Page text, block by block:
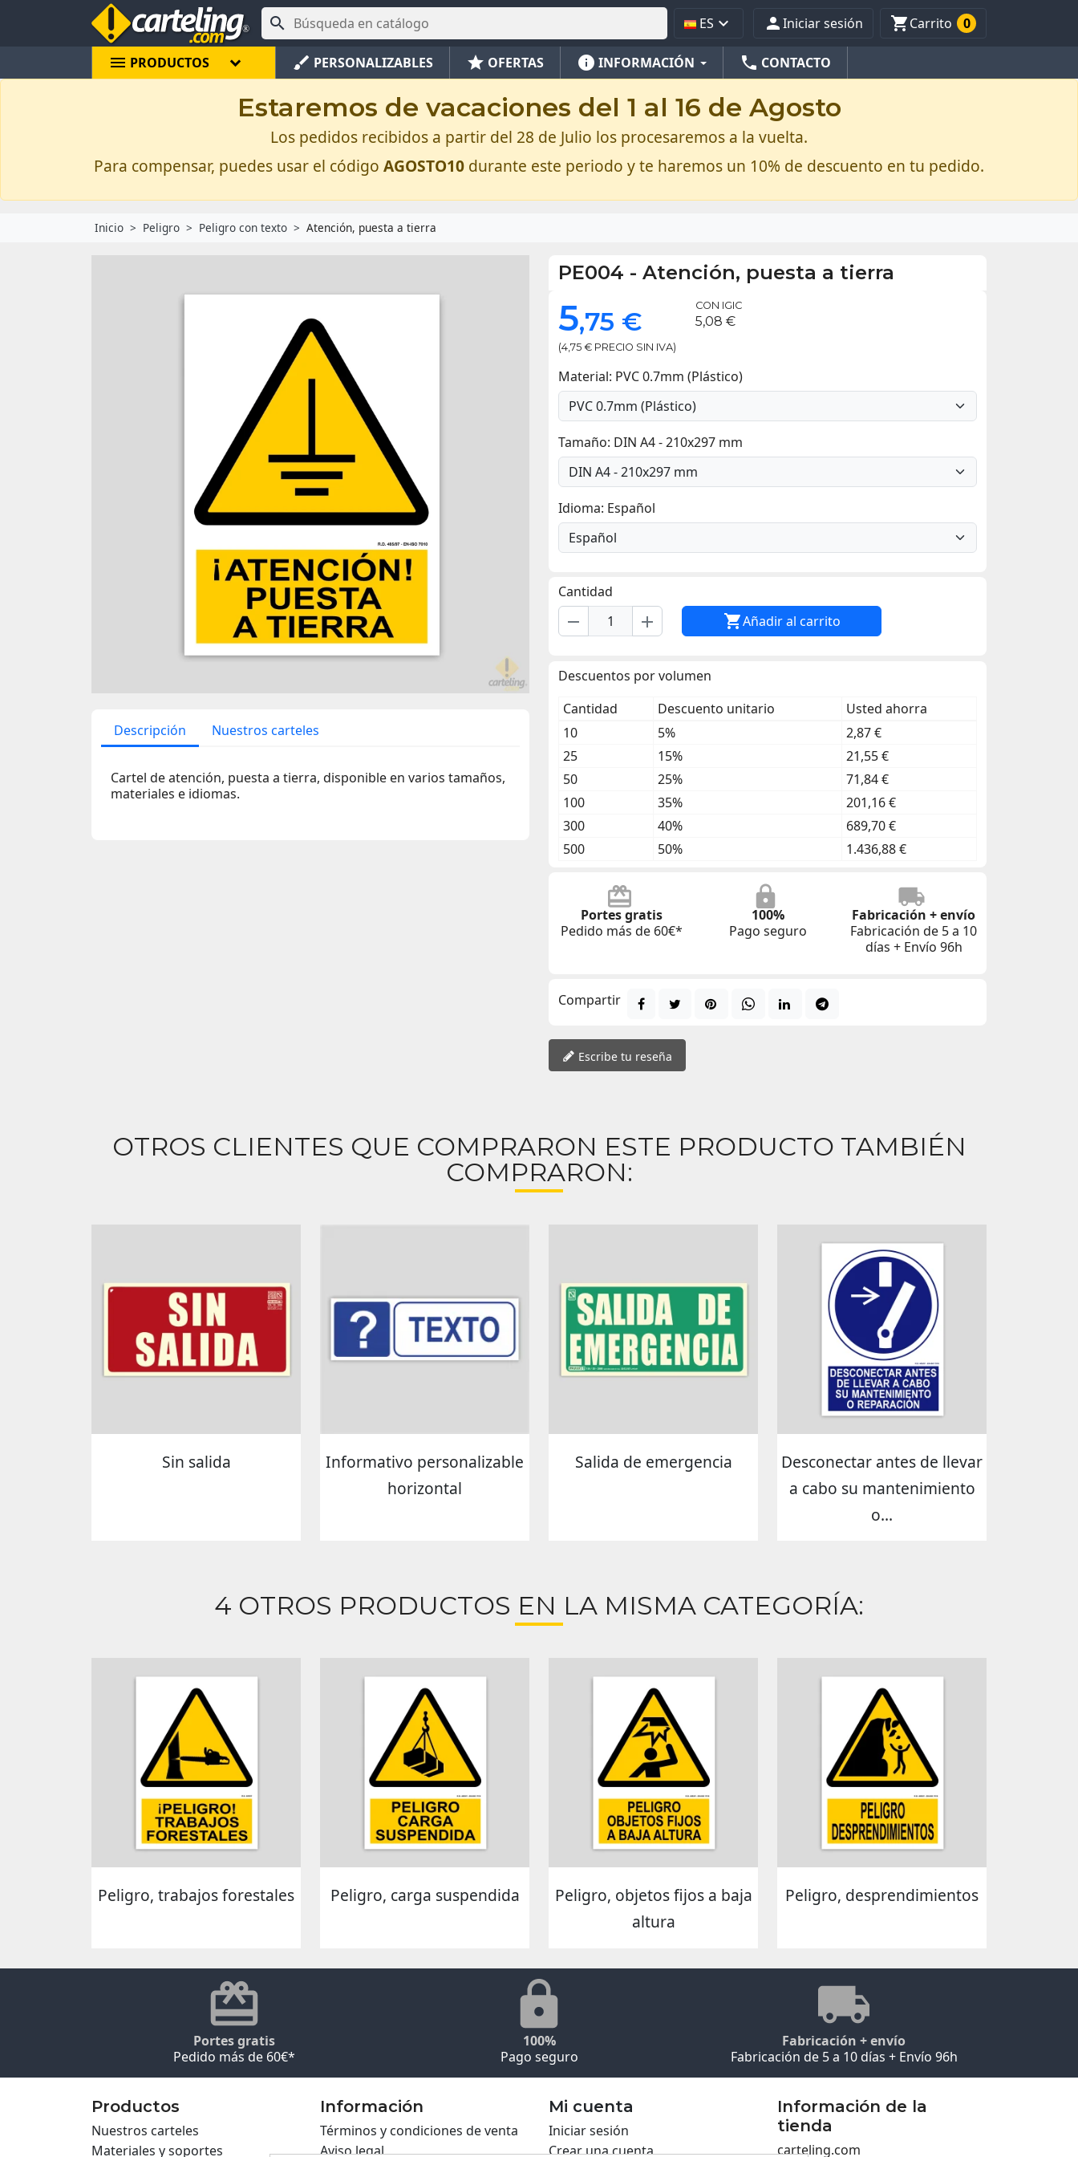
 ES  Iniciar sesión Carrito 0
menu PRODUCTOS brush PERSONALIZABLES star OFERTAS info INFORMACIÓN phone CONTACTO
Estaremos de vacaciones del 1 al 16 de Agosto
Los pedidos recibidos a partir del 28 de Julio los procesaremos a la vuelta.
Para compensar, puedes usar el código AGOSTO10 durante este periodo y te haremos un 10% de descuento en tu pedido.
Inicio Peligro Peligro con texto Atención, puesta a tierra
Descripción Nuestros carteles
Cartel de atención, puesta a tierra, disponible en varios tamaños,
materiales e idiomas.
PE004 - Atención, puesta a tierra
5,75 €
(4,75 € PRECIO SIN IVA)
CON IGIC
5,08 €
Material: PVC 0.7mm (Plástico)
Tamaño: DIN A4 - 210x297 mm
Idioma: Español
Cantidad
remove add Añadir al carrito
Descuentos por volumen
Cantidad
Descuento unitario
Usted ahorra
10
5%
2,87 €
25
15%
21,55 €
50
25%
71,84 €
100
35%
201,16 €
300
40%
689,70 €
500
50% 1.436,88 €
Portes gratis
Pedido más de 60€*
100%
Pago seguro
Fabricación + envío
Fabricación de 5 a 10
días + Envío 96h
Compartir
Escribe tu reseña
OTROS CLIENTES QUE COMPRARON ESTE PRODUCTO TAMBIÉN
COMPRARON:
Sin salida
Informativo personalizable
horizontal
Salida de emergencia
Desconectar antes de llevar
a cabo su mantenimiento
o...
4 OTROS PRODUCTOS EN LA MISMA CATEGORÍA:
Peligro, trabajos forestales Peligro, carga suspendida
Peligro, objetos fijos a baja
altura
Peligro, desprendimientos
Portes gratis
Pedido más de 60€*
100%
Pago seguro
Fabricación + envío
Fabricación de 5 a 10 días + Envío 96h
Productos
Nuestros carteles
Materiales y soportes
Información
Términos y condiciones de venta
Aviso legal
Mi cuenta
Iniciar sesión
Crear una cuenta
Información de la
tienda
carteling.com